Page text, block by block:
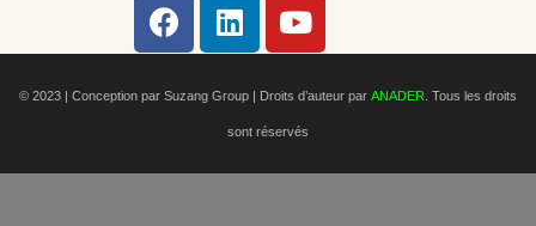
© 2023 | Conception par Suzang Group | Droits d’auteur par ANADER . Tous les droits
sont réservés
Copyright 2022 - Company - All rights reserved. Powered
by WordPress.